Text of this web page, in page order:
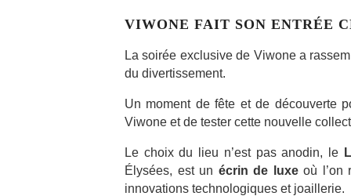
VIWONE FAIT SON ENTRÉE
La soirée exclusive de Viwone a
du divertissement.
Un moment de fête et de découverte
Viwone et de tester cette nouvelle
Le choix du lieu n’est pas anodin, le
Élysées, est un écrin de luxeoù l’on
innovations technologiques et joaillerie.